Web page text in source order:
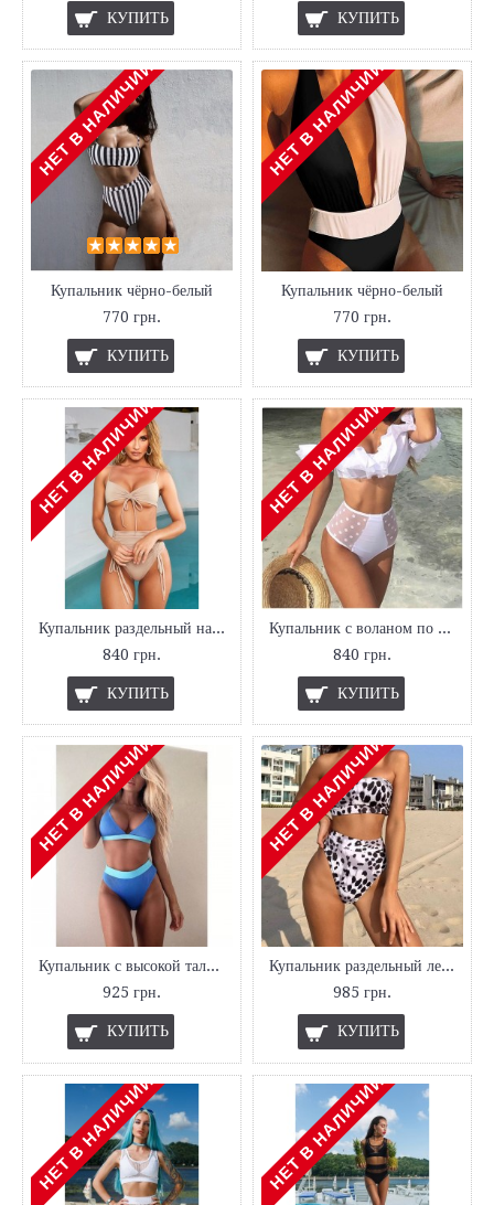
КУПИТЬ КУПИТЬ
НЕТ В НАЛИЧИИ
Купальник чёрно-белый
770 грн.
КУПИТЬ
НЕТ В НАЛИЧИИ
Купальник чёрно-белый
770 грн.
КУПИТЬ
НЕТ В НАЛИЧИИ
Купальник раздельный на завязках спереди
840 грн.
КУПИТЬ
НЕТ В НАЛИЧИИ
Купальник с воланом по плечам
840 грн.
КУПИТЬ
НЕТ В НАЛИЧИИ
Купальник с высокой талией
925 грн.
КУПИТЬ
НЕТ В НАЛИЧИИ
Купальник раздельный леопардовый
985 грн.
КУПИТЬ
НЕТ В НАЛИЧИИ НЕТ В НАЛИЧИИ